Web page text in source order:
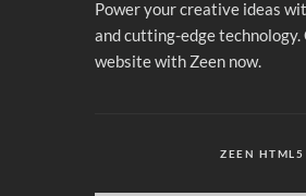
Power your creative ideas
and cutting-edge
website with Zeen now.
ZEEN HTML5